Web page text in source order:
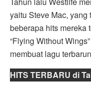
yaitu Steve Mac,
beberapa hits mereka
“Flying Without
membuat lagu
HITS TERBARU di